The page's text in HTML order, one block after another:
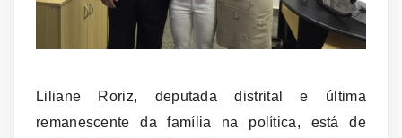
Liliane Roriz, deputada distrital e última
remanescente da família na política, está de